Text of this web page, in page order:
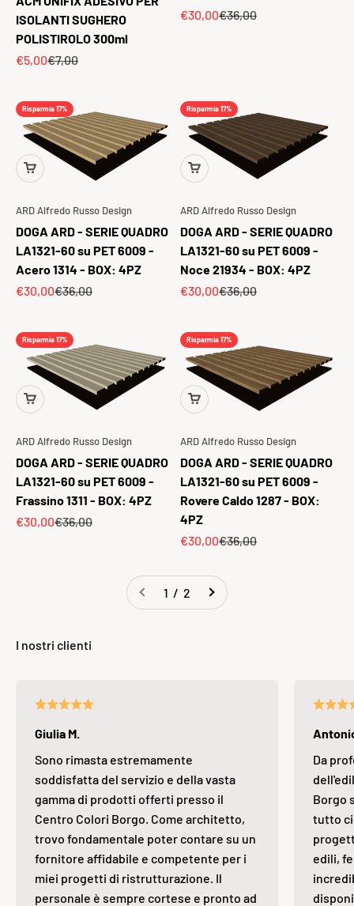
ISOLANTI SUGHERO
POLISTIROLO 300ml
Prezzo scontato
€5,00Prezzo
€7,00
Prezzo scontato
€30,00Prezzo
€36,00
Risparmia 17%
ARD Alfredo Russo Design
DOGA ARD - SERIE QUADRO
LA1321-60 su PET 6009 -
Acero 1314 - BOX: 4PZ
Prezzo scontato
€30,00Prezzo
€36,00
Risparmia 17%
ARD Alfredo Russo Design
DOGA ARD - SERIE QUADRO
LA1321-60 su PET 6009 -
Noce 21934 - BOX: 4PZ
Prezzo scontato
€30,00Prezzo
€36,00
Risparmia 17%
ARD Alfredo Russo Design
DOGA ARD - SERIE QUADRO
LA1321-60 su PET 6009 -
Frassino 1311 - BOX: 4PZ
Prezzo scontato
€30,00Prezzo
€36,00
Risparmia 17%
ARD Alfredo Russo Design
DOGA ARD - SERIE QUADRO
LA1321-60 su PET 6009 -
Rovere Caldo 1287 - BOX:
4PZ
Prezzo scontato
€30,00Prezzo
€36,00
1 / 2
Giulia M.
Sono rimasta estremamente
soddisfatta del servizio e della vasta
gamma di prodotti offerti presso il
Centro Colori Borgo. Come architetto,
trovo fondamentale poter contare su un
fornitore affidabile e competente per i
miei progetti di ristrutturazione. Il
personale è sempre cortese e pronto ad
Da
Borgo
tutto
edili,